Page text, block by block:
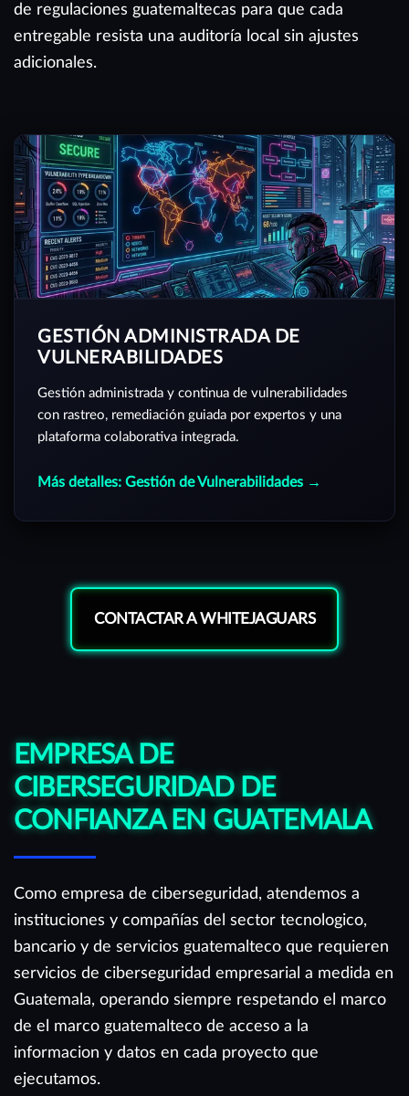
de regulaciones guatemaltecas para que cada
entregable resista una auditoría local sin ajustes
adicionales.
GESTIÓN ADMINISTRADA DE
VULNERABILIDADES
Gestión administrada y continua de vulnerabilidades
con rastreo, remediación guiada por expertos y una
plataforma colaborativa integrada.
Más detalles: Gestión de Vulnerabilidades →
CONTACTAR A WHITEJAGUARS
EMPRESA DE
CIBERSEGURIDAD DE
CONFIANZA EN GUATEMALA
Como empresa de ciberseguridad, atendemos a
instituciones y compañías del sector tecnologico,
bancario y de servicios guatemalteco que requieren
servicios de ciberseguridad empresarial a medida en
Guatemala, operando siempre respetando el marco
de el marco guatemalteco de acceso a la
informacion y datos en cada proyecto que
ejecutamos.